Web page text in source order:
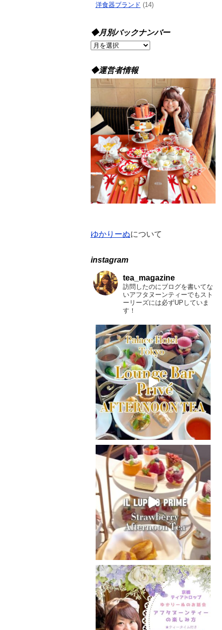
洋食器ブランド (14)
◆月別バックナンバー
◆
バ
ッ
ン
バ
ー
◆運営者情報
ゆかりーぬについて
instagram
tea_magazine
訪問したのにブログを書いてな
いアフタヌーンティーでもスト
ーリーズには必ずUPしていま
す！